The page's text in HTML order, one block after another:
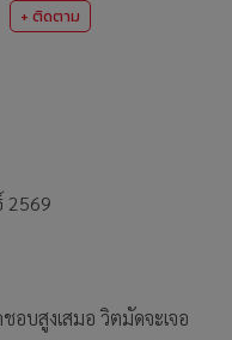
+ ติดตาม
2569
บสูงเสมอ วิตมัดจะเจอ